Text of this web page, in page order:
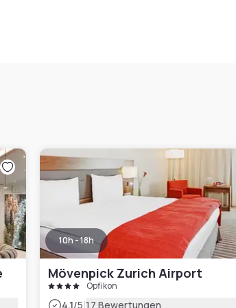
10h - 18h
Mövenpick Zurich Airport
Opfikon
4.1/5 17 Bewertungen